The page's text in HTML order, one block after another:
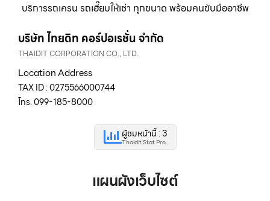
บริการรถเครน รถเฮี๊ยบให้เช่า ทุกขนาด พร้อมคนขับมืออาชีพ
บริษัท ไทยดิท คอร์ปอเรชั่น จำกัด
THAIDIT CORPORATION CO., LTD.
Location Address
TAX ID : 0275566000744
โทร. 099-185-8000
ผู้ชมหน้านี้ : 3
Thaidit Stat Pro
แผนผังเว็บไซต์